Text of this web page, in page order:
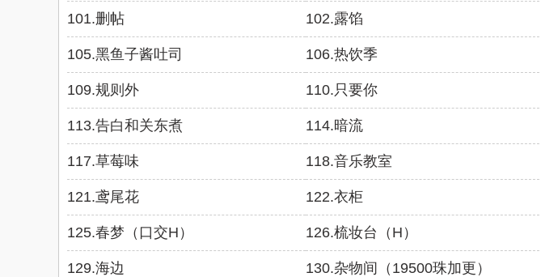
101.删帖 102.露馅
105.黑鱼子酱吐司 106.热饮季
109.规则外 110.只要你
113.告白和关东煮 114.暗流
117.草莓味 118.音乐教室
121.鸢尾花 122.衣柜
125.春梦（口交H） 126.梳妆台（H）
129.海边 130.杂物间（19500珠加更）